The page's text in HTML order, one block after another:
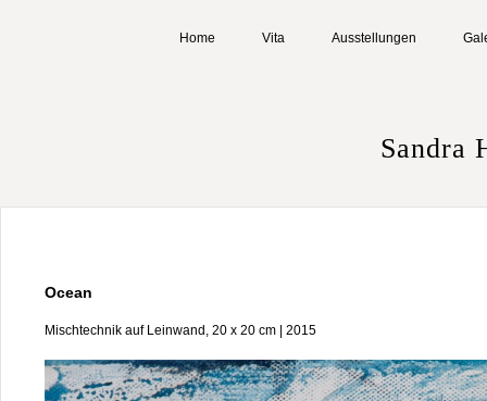
Home Vita Ausstellungen
Sandra
Ocean
Mischtechnik auf Leinwand, 20 x 20 cm | 2015